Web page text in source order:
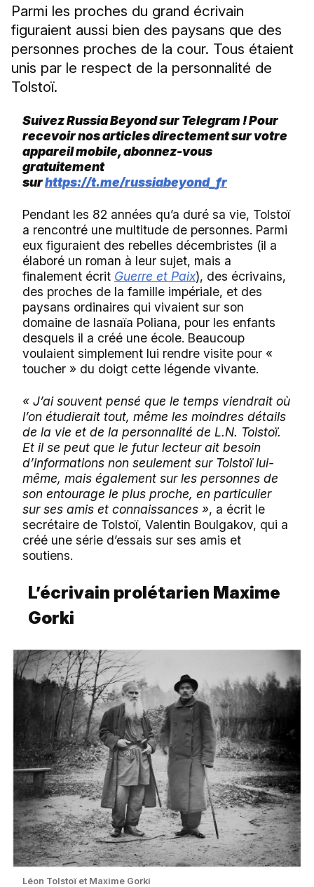
Parmi les proches du grand écrivain
figuraient aussi bien des paysans que des
personnes proches de la cour. Tous étaient
unis par le respect de la personnalité de
Tolstoï.
Suivez Russia Beyond sur Telegram ! Pour
recevoir nos articles directement sur votre
appareil mobile, abonnez-vous
gratuitement
surhttps://t.me/russiabeyond_fr
Pendant les 82 années qu’a duré sa vie, Tolstoï
a rencontré une multitude de personnes. Parmi
eux figuraient des rebelles décembristes (il a
élaboré un roman à leur sujet, mais a
finalement écrit Guerre et Paix), des écrivains,
des proches de la famille impériale, et des
paysans ordinaires qui vivaient sur son
domaine de Iasnaïa Poliana, pour les enfants
desquels il a créé une école. Beaucoup
voulaient simplement lui rendre visite pour «
toucher » du doigt cette légende vivante.
« J’ai souvent pensé que le temps viendrait où
l’on étudierait tout, même les moindres détails
de la vie et de la personnalité de L.N. Tolstoï.
Et il se peut que le futur lecteur ait besoin
d’informations non seulement sur Tolstoï lui-
même, mais également sur les personnes de
son entourage le plus proche, en particulier
sur ses amis et connaissances », a écrit le
secrétaire de Tolstoï, Valentin Boulgakov, qui a
créé une série d’essais sur ses amis et
soutiens.
L’écrivain prolétarien Maxime
Gorki
Léon Tolstoï et Maxime Gorki